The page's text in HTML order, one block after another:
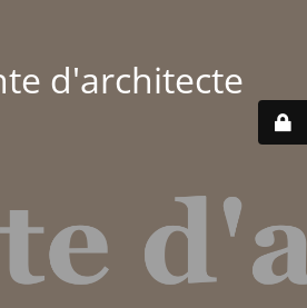
d'architecte